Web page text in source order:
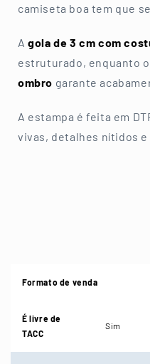
camiseta boa tem que
Agola de 3 cm com
estruturado, enquanto
ombro garante
A estampa é feita em
vivas, detalhes nítidos e
Formato de venda
É livre de
TACC
Sim